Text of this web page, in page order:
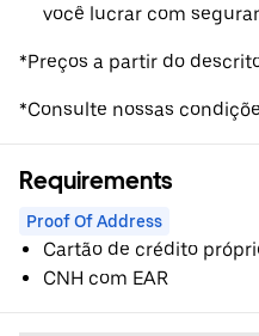
você lucrar com
*Preços a partir do
*Consulte nossas
Requirements
Proof Of Address
Cartão de crédito
CNH com EAR